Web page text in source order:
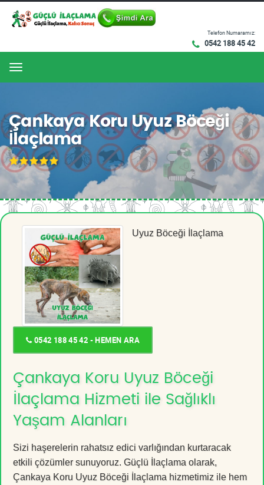
Telefon Numaramız:
0542 188 45 42
Menu
Çankaya Koru Uyuz Böceği
İlaçlama
Uyuz Böceği İlaçlama
0542 188 45 42 - HEMEN ARA
Çankaya Koru Uyuz Böceği
İlaçlama Hizmeti ile Sağlıklı
Yaşam Alanları
Sizi haşerelerin rahatsız edici varlığından kurtaracak
etkili çözümler sunuyoruz. Güçlü İlaçlama olarak,
Çankaya Koru Uyuz Böceği İlaçlama hizmetimiz ile hem